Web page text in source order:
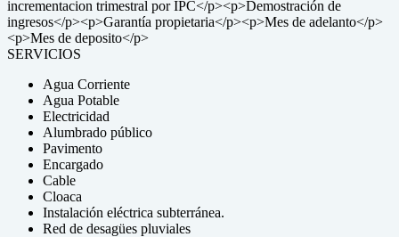
incrementacion trimestral por IPC</p><p>Demostración de
ingresos</p><p>Garantía propietaria</p><p>Mes de adelanto</p>
<p>Mes de deposito</p>
SERVICIOS
Agua Corriente
Agua Potable
Electricidad
Alumbrado público
Pavimento
Encargado
Cable
Cloaca
Instalación eléctrica subterránea.
Red de desagües pluviales